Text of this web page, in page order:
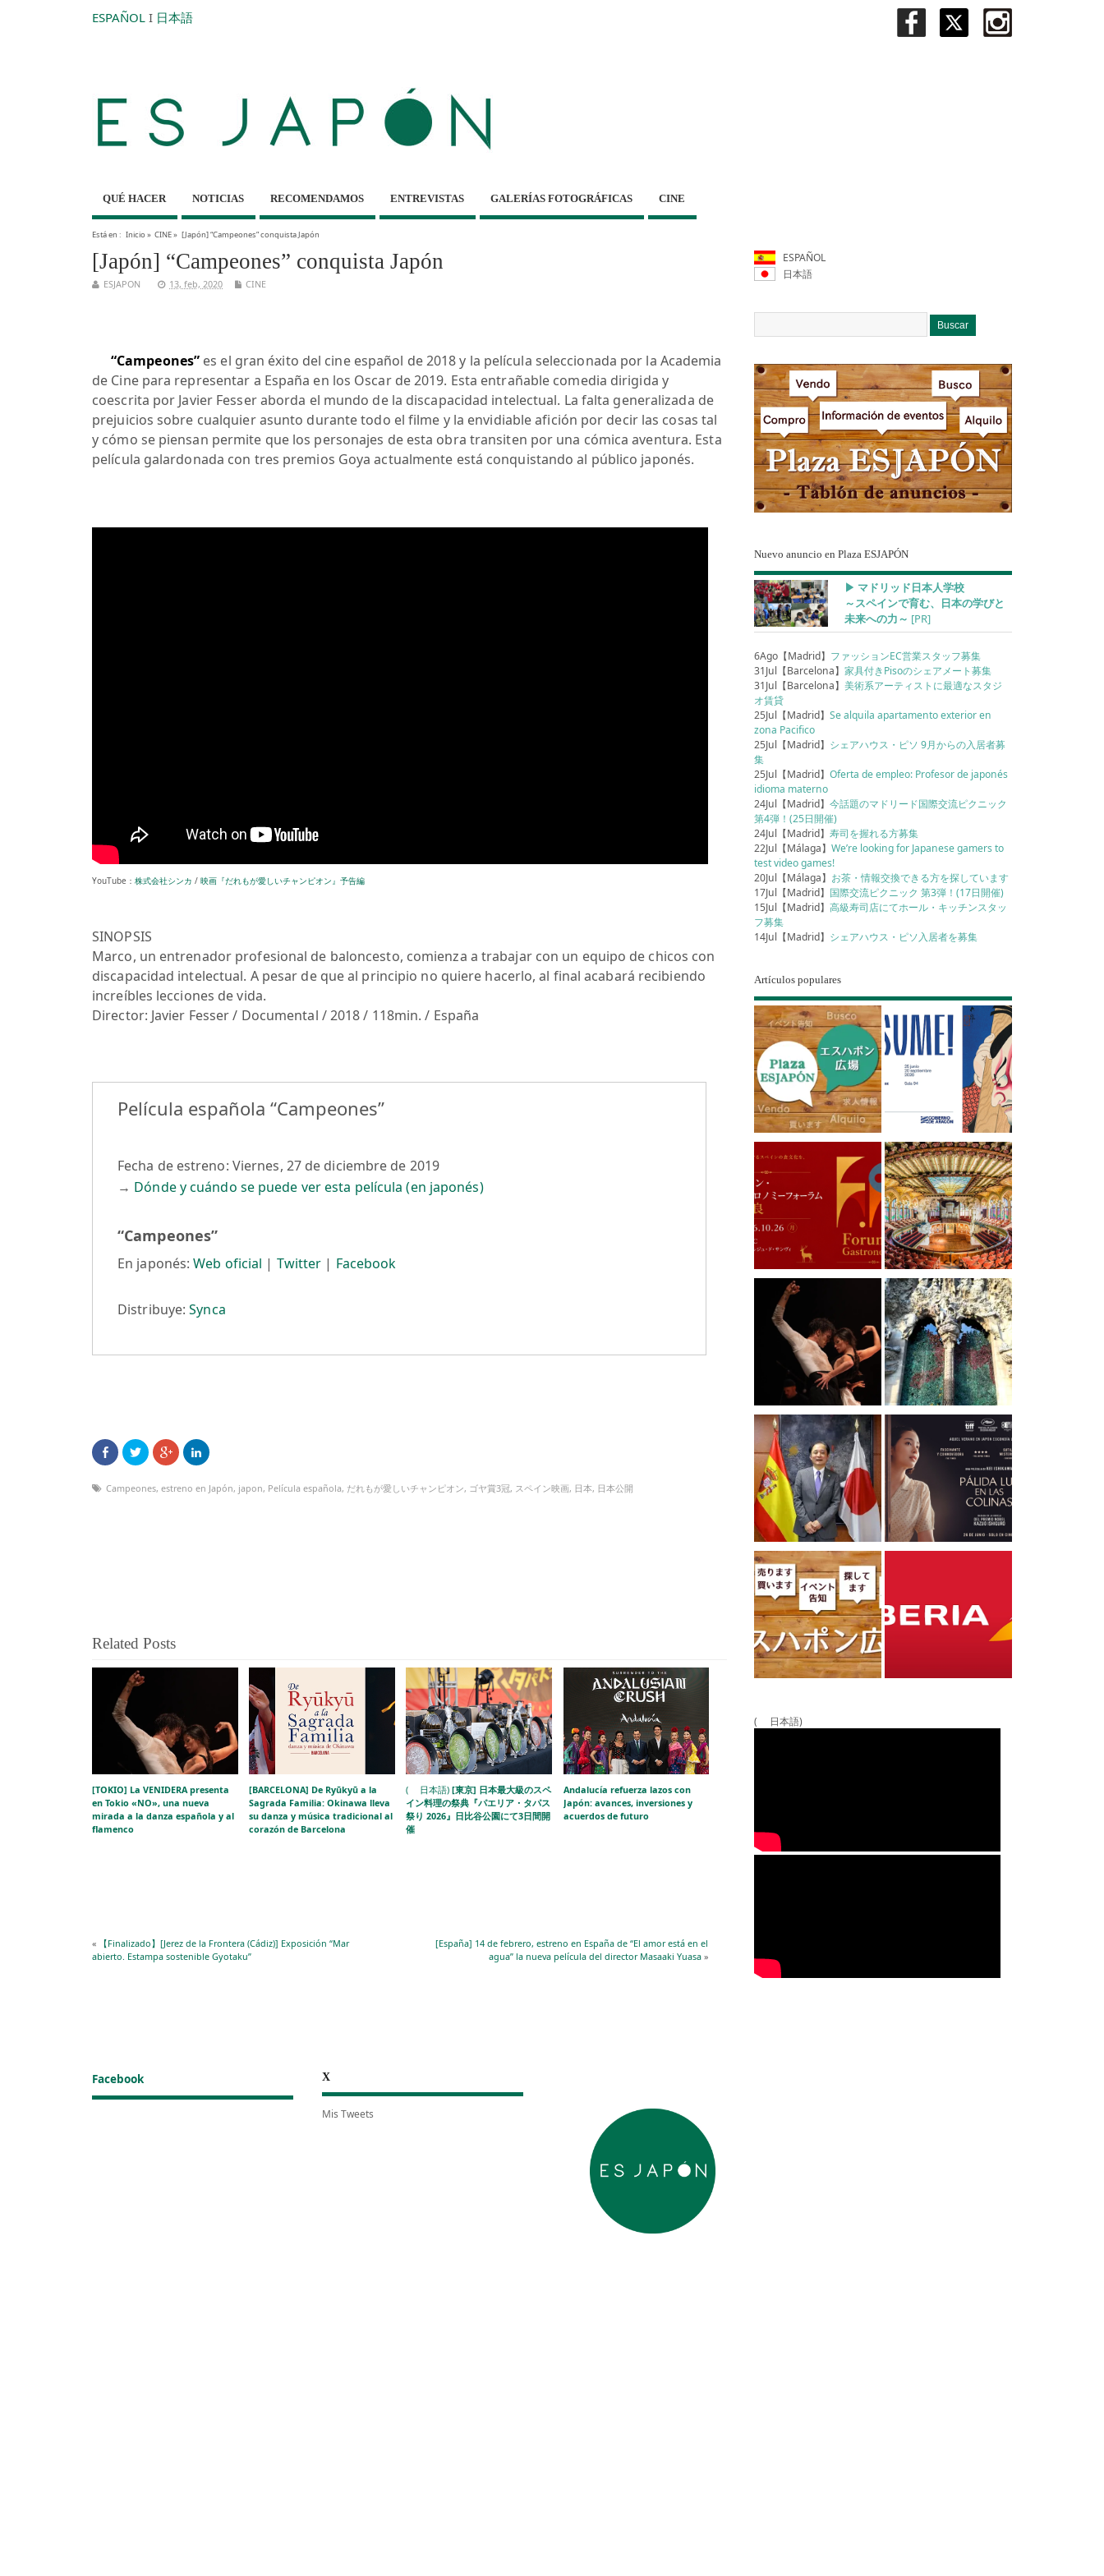
ESPAÑOL I 日本語
QUÉ HACER NOTICIAS RECOMENDAMOS ENTREVISTAS GALERÍAS FOTOGRÁFICAS CINE
Está en : Inicio» CINE» [Japón] “Campeones” conquista Japón
[Japón] “Campeones” conquista Japón
ESJAPON 13, feb, 2020 CINE
“Campeones” es el gran éxito del cine español de 2018 y la película seleccionada por la Academia
de Cine para representar a España en los Oscar de 2019. Esta entrañable comedia dirigida y
coescrita por Javier Fesser aborda el mundo de la discapacidad intelectual. La falta generalizada de
prejuicios sobre cualquier asunto durante todo el filme y la envidiable afición por decir las cosas tal
y cómo se piensan permite que los personajes de esta obra transiten por una cómica aventura. Esta
película galardonada con tres premios Goya actualmente está conquistando al público japonés.
YouTube： 株式会社シンカ / 映画『だれもが愛しいチャンピオン』予告編
SINOPSIS
Marco, un entrenador profesional de baloncesto, comienza a trabajar con un equipo de chicos con
discapacidad intelectual. A pesar de que al principio no quiere hacerlo, al final acabará recibiendo
increíbles lecciones de vida.
Director: Javier Fesser / Documental / 2018 / 118min. / España
Película española “Campeones”
Fecha de estreno: Viernes, 27 de diciembre de 2019
→ Dónde y cuándo se puede ver esta película (en japonés)
“Campeones”
En japonés:Web oficial | Twitter | Facebook
Distribuye:Synca
Campeones, estreno en Japón, japon, Película española, だれもが愛しいチャンピオン, ゴヤ賞3冠, スペイン映画, 日本, 日本公開
Related Posts
[TOKIO] La VENIDERA presenta
en Tokio «NO», una nueva
mirada a la danza española y al
flamenco
[BARCELONA] De Ryūkyū a la
Sagrada Familia: Okinawa lleva
su danza y música tradicional al
corazón de Barcelona
( 日本語)[東京] 日本最大級のスペ
イン料理の祭典『パエリア・タパス
祭り 2026』日比谷公園にて3日間開
催
Andalucía refuerza lazos con
Japón: avances, inversiones y
acuerdos de futuro
« 【Finalizado】[Jerez de la Frontera (Cádiz)] Exposición “Mar
abierto. Estampa sostenible Gyotaku”
[España] 14 de febrero, estreno en España de “El amor está en el
agua” la nueva película del director Masaaki Yuasa»
ESPAÑOL
日本語
Nuevo anuncio en Plaza ESJAPÓN
▶︎ マドリッド日本人学校
～スペインで育む、日本の学びと
未来への力～ [PR]
6Ago【Madrid】 ファッションEC営業スタッフ募集
31Jul【Barcelona】家具付きPisoのシェアメート募集
31Jul【Barcelona】美術系アーティストに最適なスタジ
オ賃貸
25Jul【Madrid】Se alquila apartamento exterior en
zona Pacifico
25Jul【Madrid】 シェアハウス・ピソ 9月からの入居者募
集
25Jul【Madrid】Oferta de empleo: Profesor de japonés
idioma materno
24Jul【Madrid】今話題のマドリード国際交流ピクニック
第4弾！(25日開催)
24Jul【Madrid】寿司を握れる方募集
22Jul【Málaga】We’re looking for Japanese gamers to
test video games!
20Jul【Málaga】 お茶・情報交換できる方を探しています
17Jul【Madrid】 国際交流ピクニック 第3弾！(17日開催)
15Jul【Madrid】高級寿司店にてホール・キッチンスタッ
フ募集
14Jul【Madrid】 シェアハウス・ピソ入居者を募集
Artículos populares
( 日本語)
Facebook X
Mis Tweets